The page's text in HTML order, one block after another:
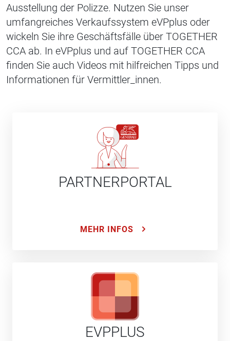
Ausstellung der Polizze. Nutzen Sie unser
umfangreiches Verkaufssystem eVPplus oder
wickeln Sie ihre Geschäftsfälle über TOGETHER
CCA ab. In eVPplus und auf TOGETHER CCA
finden Sie auch Videos mit hilfreichen Tipps und
Informationen für Vermittler_innen.
PARTNERPORTAL
MEHR INFOS
EVPPLUS